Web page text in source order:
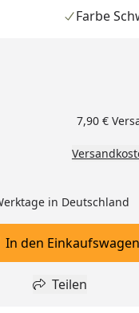
Farbe
verringerneingeben
um eins
7,90 €
in Deutschland
In den
In den Einkaufswagen
hinzufügen
Teilen
Teilen